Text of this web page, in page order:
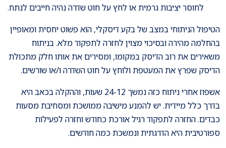
לחוסר יציבות גרמית או לחץ על חוט שדרה נהיה חייבים לנתח.
הטיפול הניתוחי במצב של בקע דיסקלי, הוא פשוט יחסית ומאופיין
בהחלמה מהירה ובסיכוי מצוין לחזרה לתפקוד מלא. בניתוח
משאירים את רוב הדיסק במקומו, ומסירים את אותו חלק מתכולת
הדיסק שפרץ את המעטפת ולוחץ על חוט השדרה ו/או שורשים.
אשפוז אחרי ניתוח כזה נמשך 24-12 שעות, וההקלה בכאב היא
בדרך כלל מיידית. יש להמנע מישיבה ממושכת ומסחיבת מסעות
כבדים. החזרה לתפקוד רגיל אורכת כחודש וחזרה לפעילות
ספורטיבית היא הדרגתית ונמשכת כמה חודשים.